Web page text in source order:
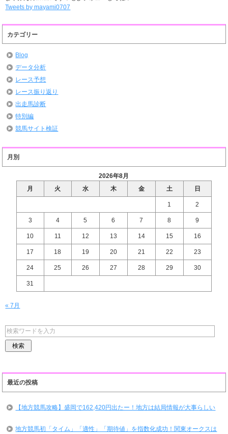
Tweets by mayami0707
カテゴリー
Blog
データ分析
レース予想
レース振り返り
出走馬診断
特別編
競馬サイト検証
月別
2026年8月
月
火 水 木 金 土 日
1 2
3 4 5 6 7 8 9
10 11 12 13 14 15 16
17 18 19 20 21 22 23
24 25 26 27 28 29 30
31
« 7月
最近の投稿
【地方競馬攻略】盛岡で162,420円出たー！地方は結局情報が大事らしい
地方競馬初「タイム」「適性」「期待値」を指数化成功！関東オークスは